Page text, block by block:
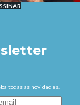
todas as novidades.